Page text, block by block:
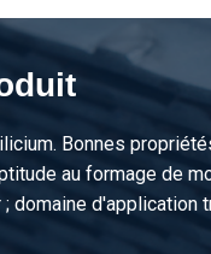
tube rectangulaire EN
tube rectangulaire EN
rectangulaire EN
tube rectangulaire EN
Bonnes
au formage de
domaine d'application